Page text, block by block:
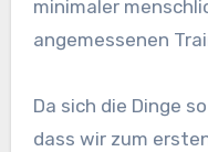
minimaler
angemessenen
Da sich die Dinge
dass wir zum